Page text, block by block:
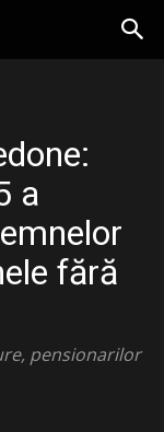
a
fără
pensionarilor